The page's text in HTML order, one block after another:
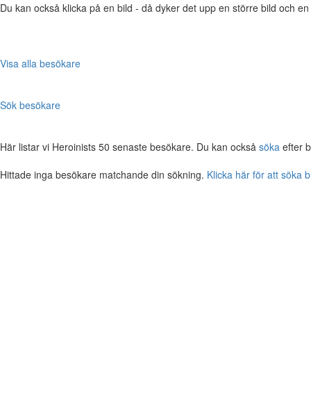
Du kan också klicka på en bild - då dyker det upp en större bild och
Visa alla besökare
Sök besökare
Här listar vi Heroinists 50 senaste besökare. Du kan också söka efter
Hittade inga besökare matchande din sökning. Klicka här för att söka